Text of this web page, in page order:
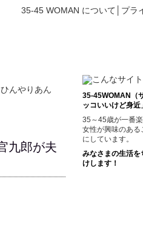
35-45 WOMAN について プラ
んやりあん
九郎が夫
35-45WOMAN（
ッコいいけど身近
35～45歳が一番
女性が興味のあ
にしています。
みなさまの生活を
けします！